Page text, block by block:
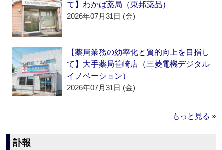
て】わかば薬局（東邦薬品）
2026年07月31日 (金)
【薬局業務の効率化と質的向上を目指し
て】大手薬局笹崎店（三菱電機デジタル
イノベーション）
2026年07月31日 (金)
もっと見る »
訃報